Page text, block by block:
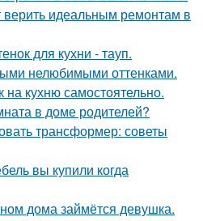
верить идеальным ремонтам в
для кухни - тауп.
нелюбимыми оттенками.
кухню самостоятельно.
в доме родителей?
трансформер: советы
вы купили когда
дома займётся девушка.